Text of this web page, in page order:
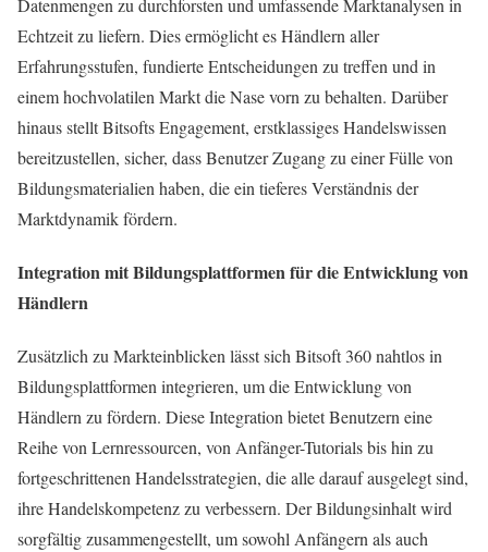
Echtzeit zu liefern. Dies ermöglicht es Händlern aller
Erfahrungsstufen, fundierte Entscheidungen zu treffen und in
einem hochvolatilen Markt die Nase vorn zu behalten. Darüber
hinaus stellt Bitsofts Engagement, erstklassiges Handelswissen
bereitzustellen, sicher, dass Benutzer Zugang zu einer Fülle von
Bildungsmaterialien haben, die ein tieferes Verständnis der
Marktdynamik fördern.
Integration mit Bildungsplattformen für die Entwicklung von
Händlern
Zusätzlich zu Markteinblicken lässt sich Bitsoft 360 nahtlos in
Bildungsplattformen integrieren, um die Entwicklung von
Händlern zu fördern. Diese Integration bietet Benutzern eine
Reihe von Lernressourcen, von Anfänger-Tutorials bis hin zu
fortgeschrittenen Handelsstrategien, die alle darauf ausgelegt sind,
ihre Handelskompetenz zu verbessern. Der Bildungsinhalt wird
sorgfältig zusammengestellt, um sowohl Anfängern als auch